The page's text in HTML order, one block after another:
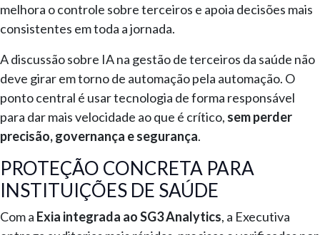
melhora o controle sobre terceiros e apoia decisões mais
consistentes em toda a jornada.
A discussão sobre IA na gestão de terceiros da saúde não
deve girar em torno de automação pela automação. O
ponto central é usar tecnologia de forma responsável
para dar mais velocidade ao que é crítico, sem perder
precisão, governança e segurança.
PROTEÇÃO CONCRETA PARA
INSTITUIÇÕES DE SAÚDE
Com a Exia integrada ao SG3 Analytics, a Executiva